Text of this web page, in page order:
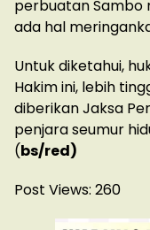
perbuatan Sambo
ada hal
Untuk diketahui,
Hakim ini, lebih
diberikan Jaksa
penjara seumur
(bs/red)
Post Views: 260